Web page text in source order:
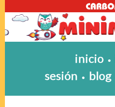
inicio •
sesión • blog